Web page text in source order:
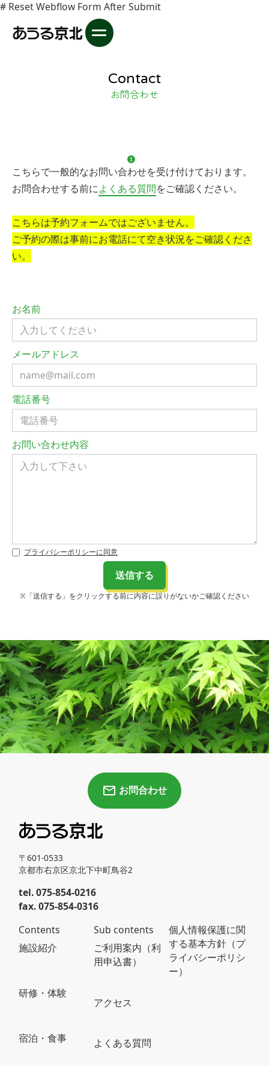
# Reset Webflow Form After Submit
Contact
お問合わせ
こちらで一般的なお問い合わせを受け付けております。
お問合わせする前によくある質問をご確認ください。
こちらは予約フォームではございません。
ご予約の際は事前にお電話にて空き状況をご確認くださ
い。
お名前
メールアドレス
電話番号
お問い合わせ内容
プライバシーポリシーに同意
※「送信する」をクリックする前に内容に誤りがないかご確認ください
〒601-0533
京都市右京区京北下中町鳥谷2
tel. 075-854-0216
fax. 075-854-0316
Contents
施設紹介
研修・体験
宿泊・食事
Sub contents
ご利用案内（利
用申込書）
アクセス
よくある質問
個人情報保護に関
する基本方針（プ
ライバシーポリシ
ー）
お問合わせ